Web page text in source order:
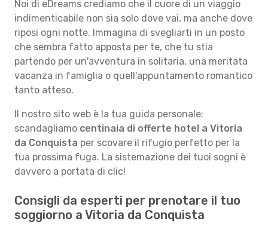
Noi di eDreams crediamo che il cuore di un viaggio
indimenticabile non sia solo dove vai, ma anche dove
riposi ogni notte. Immagina di svegliarti in un posto
che sembra fatto apposta per te, che tu stia
partendo per un'avventura in solitaria, una meritata
vacanza in famiglia o quell'appuntamento romantico
tanto atteso.
Il nostro sito web è la tua guida personale:
scandagliamo centinaia di offerte hotel a Vitoria
da Conquista per scovare il rifugio perfetto per la
tua prossima fuga. La sistemazione dei tuoi sogni è
davvero a portata di clic!
Consigli da esperti per prenotare il tuo
soggiorno a Vitoria da Conquista